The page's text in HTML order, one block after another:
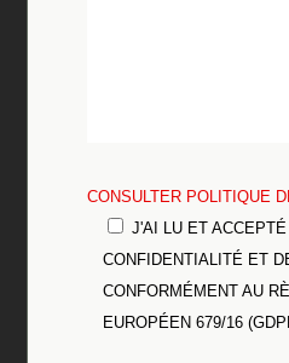
CONSULTER POLITIQUE
J'AI LU ET
CONFIDENTIALITÉ ET
CONFORMÉMENT AU
EUROPÉEN 679/16